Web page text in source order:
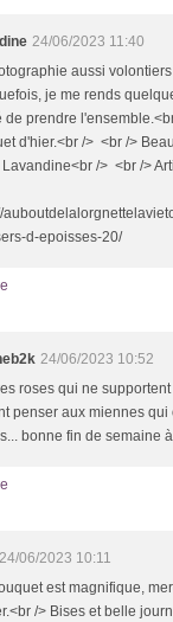
24/06/2023 11:40
aussi
je me rends
de prendre
d'hier.<br /> <br />
Lavandine<br /> <br />
d-epoisses-20/
24/06/2023 10:52
roses qui ne
penser aux miennes qui
bonne fin de semaine
24/06/2023 10:11
est magnifique,
/> Bises et belle